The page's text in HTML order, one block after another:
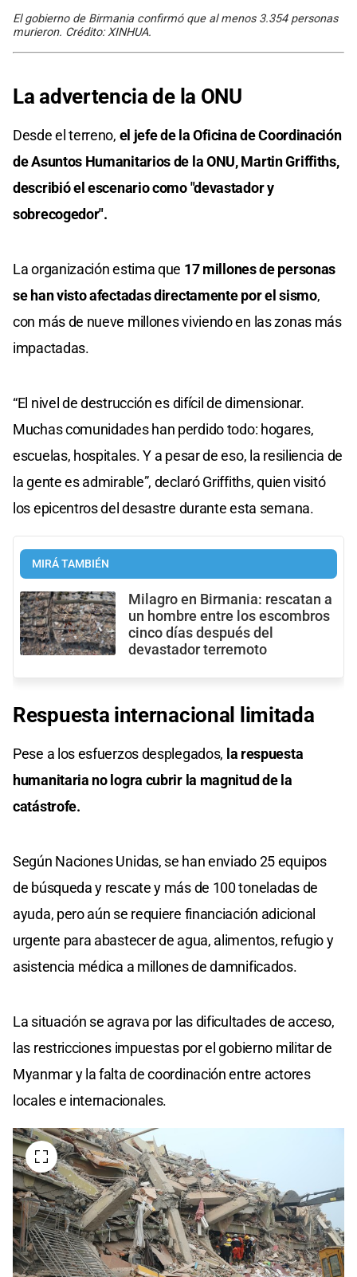
El gobierno de Birmania confirmó que al menos 3.354 personas
murieron. Crédito: XINHUA.
La advertencia de la ONU
Desde el terreno, el jefe de la Oficina de Coordinación
de Asuntos Humanitarios de la ONU, Martin Griffiths,
describió el escenario como "devastador y
sobrecogedor".
La organización estima que 17 millones de personas
se han visto afectadas directamente por el sismo,
con más de nueve millones viviendo en las zonas más
impactadas.
“El nivel de destrucción es difícil de dimensionar.
Muchas comunidades han perdido todo: hogares,
escuelas, hospitales. Y a pesar de eso, la resiliencia de
la gente es admirable”, declaró Griffiths, quien visitó
los epicentros del desastre durante esta semana.
MIRÁ TAMBIÉN
Milagro en Birmania: rescatan a
un hombre entre los escombros
cinco días después del
devastador terremoto
Respuesta internacional limitada
Pese a los esfuerzos desplegados, la respuesta
humanitaria no logra cubrir la magnitud de la
catástrofe.
Según Naciones Unidas, se han enviado 25 equipos
de búsqueda y rescate y más de 100 toneladas de
ayuda, pero aún se requiere financiación adicional
urgente para abastecer de agua, alimentos, refugio y
asistencia médica a millones de damnificados.
La situación se agrava por las dificultades de acceso,
las restricciones impuestas por el gobierno militar de
Myanmar y la falta de coordinación entre actores
locales e internacionales.